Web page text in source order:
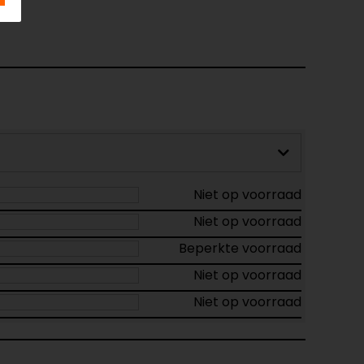
Niet op voorraad
Niet op voorraad
Beperkte voorraad
Niet op voorraad
Niet op voorraad